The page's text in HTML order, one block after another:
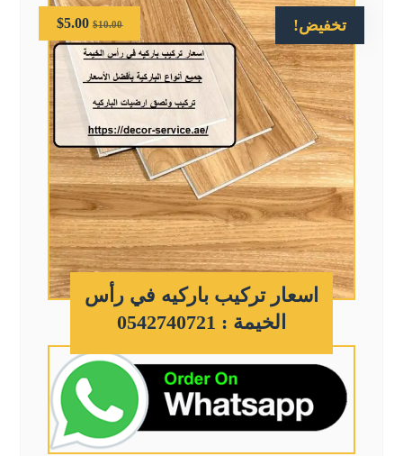
تخفيض!
اسعار تركيب باركيه في رأس
الخيمة : 0542740721
$10.00
$5.00